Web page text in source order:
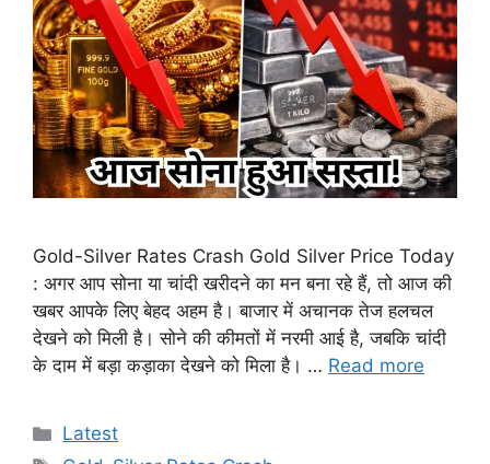
Gold-Silver Rates Crash Gold Silver Price Today
: अगर आप सोना या चांदी खरीदने का मन बना रहे हैं, तो आज की
खबर आपके लिए बेहद अहम है। बाजार में अचानक तेज हलचल
देखने को मिली है। सोने की कीमतों में नरमी आई है, जबकि चांदी
के दाम में बड़ा कड़ाका देखने को मिला है। … Read more
Categories
Latest